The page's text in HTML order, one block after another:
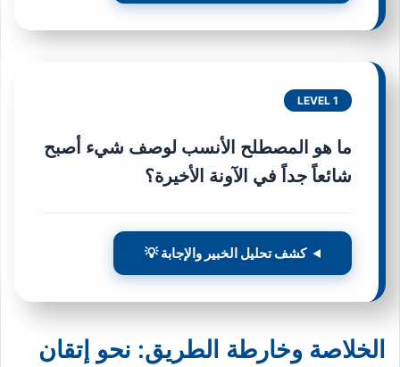
LEVEL 1
ما هو المصطلح الأنسب لوصف شيء أصبح
شائعاً جداً في الآونة الأخيرة؟
كشف تحليل الخبير والإجابة 💡
الخلاصة وخارطة الطريق: نحو إتقان